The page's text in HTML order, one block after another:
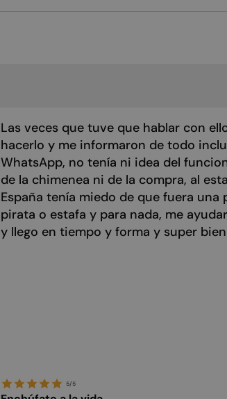
Las veces que tuve que hablar con
hacerlo y me informaron de todo
WhatsApp, no tenía ni idea del
de la chimenea ni de la compra, al
España tenía miedo de que fuera una
pirata o estafa y para nada, me
y llego en tiempo y forma y super
5/5